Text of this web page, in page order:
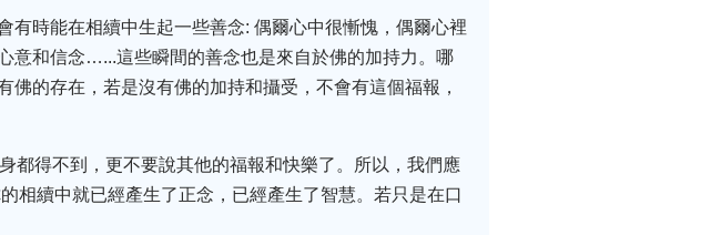
時能在相續中生起一些善念: 偶爾心中很慚愧，偶爾心裡
意和信念…...這些瞬間的善念也是來自於佛的加持力。哪
的存在，若是沒有佛的加持和攝受，不會有這個福報，
都得不到，更不要說其他的福報和快樂了。所以，我們應
相續中就已經產生了正念，已經產生了智慧。若只是在口